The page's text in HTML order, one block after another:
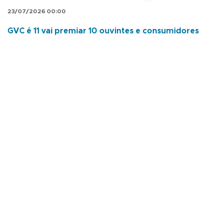
23/07/2026 00:00
GVC é 11 vai premiar 10 ouvintes e consumidores